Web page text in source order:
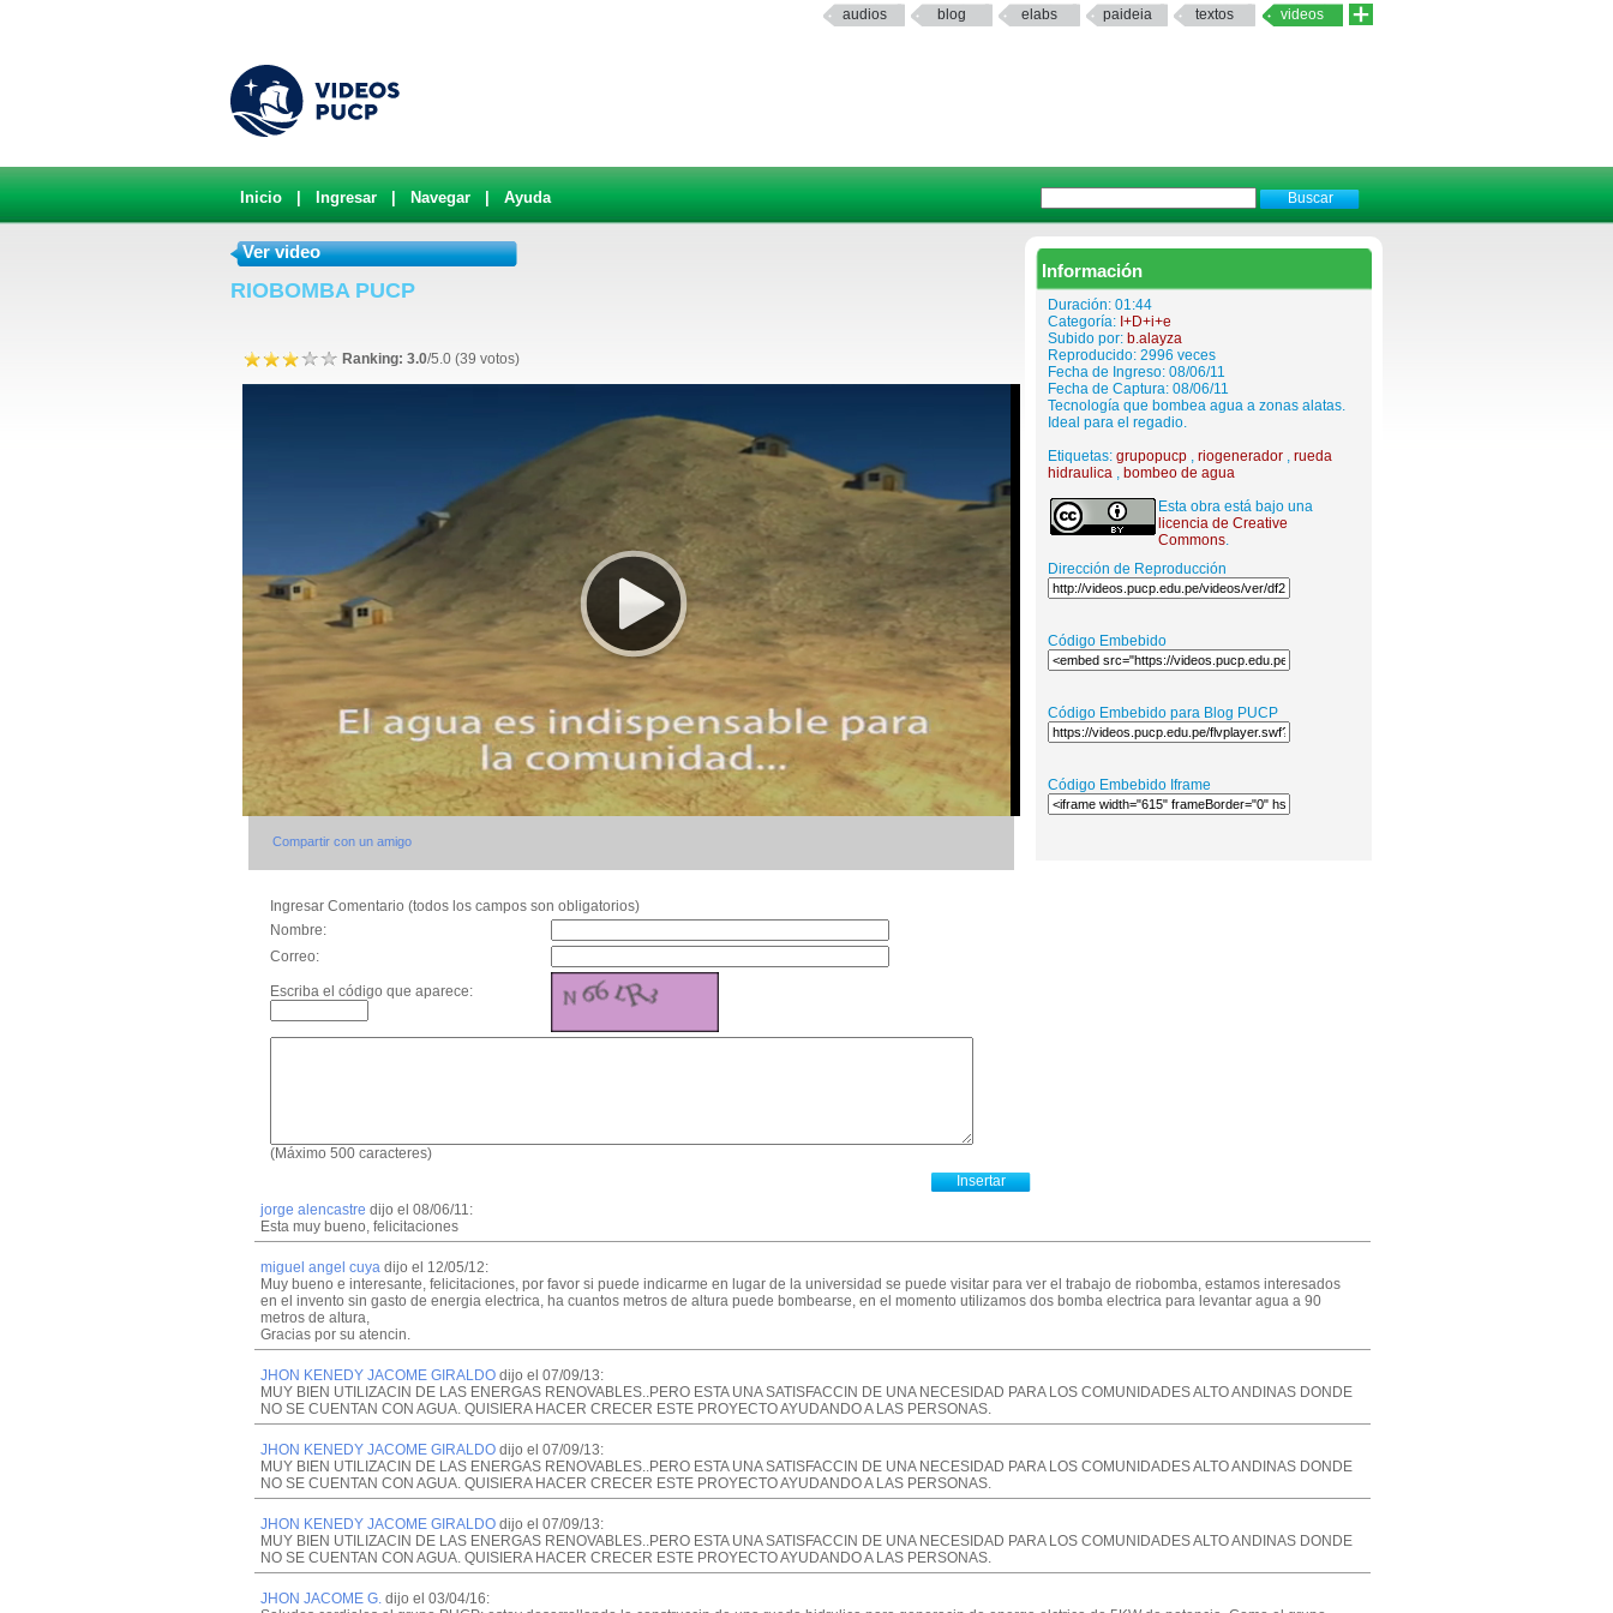
audios blog elabs paideia textos videos
Inicio Ingresar Navegar Ayuda
Información
Duración: 01:44
Categoría: I+D+i+e
Subido por: b.alayza
Reproducido: 2996 veces
Fecha de Ingreso: 08/06/11
Fecha de Captura: 08/06/11
Tecnología que bombea agua a zonas alatas.
Ideal para el regadio.
Etiquetas: grupopucp , riogenerador , rueda
hidraulica , bombeo de agua
Esta obra está bajo una
licencia de Creative
Commons.
Dirección de Reproducción
Código Embebido
Código Embebido para Blog PUCP
Código Embebido Iframe
Ver video
RIOBOMBA PUCP
Ranking: 3.0/5.0 (39 votos)
Compartir con un amigo
Ingresar Comentario (todos los campos son obligatorios)
Nombre:
Correo:
Escriba el código que aparece:
(Máximo 500 caracteres)
jorge alencastre dijo el 08/06/11:
Esta muy bueno, felicitaciones
miguel angel cuya dijo el 12/05/12:
Muy bueno e interesante, felicitaciones, por favor si puede indicarme en lugar de la universidad se puede visitar para ver el trabajo de riobomba, estamos interesados
en el invento sin gasto de energia electrica, ha cuantos metros de altura puede bombearse, en el momento utilizamos dos bomba electrica para levantar agua a 90
metros de altura,
Gracias por su atencin.
JHON KENEDY JACOME GIRALDO dijo el 07/09/13:
MUY BIEN UTILIZACIN DE LAS ENERGAS RENOVABLES..PERO ESTA UNA SATISFACCIN DE UNA NECESIDAD PARA LOS COMUNIDADES ALTO ANDINAS DONDE
NO SE CUENTAN CON AGUA. QUISIERA HACER CRECER ESTE PROYECTO AYUDANDO A LAS PERSONAS.
JHON KENEDY JACOME GIRALDO dijo el 07/09/13:
MUY BIEN UTILIZACIN DE LAS ENERGAS RENOVABLES..PERO ESTA UNA SATISFACCIN DE UNA NECESIDAD PARA LOS COMUNIDADES ALTO ANDINAS DONDE
NO SE CUENTAN CON AGUA. QUISIERA HACER CRECER ESTE PROYECTO AYUDANDO A LAS PERSONAS.
JHON KENEDY JACOME GIRALDO dijo el 07/09/13:
MUY BIEN UTILIZACIN DE LAS ENERGAS RENOVABLES..PERO ESTA UNA SATISFACCIN DE UNA NECESIDAD PARA LOS COMUNIDADES ALTO ANDINAS DONDE
NO SE CUENTAN CON AGUA. QUISIERA HACER CRECER ESTE PROYECTO AYUDANDO A LAS PERSONAS.
JHON JACOME G. dijo el 03/04/16: